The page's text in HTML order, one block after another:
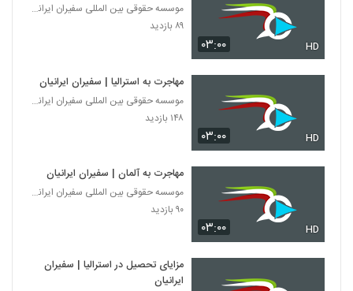
۰۳:۰۰ HD
موسسه حقوقی بین المللی سفیران ایرانیان
۸۹ بازدید
۰۳:۰۰ HD
مهاجرت به استرالیا | سفیران ایرانیان
موسسه حقوقی بین المللی سفیران ایرانیان
۱۴۸ بازدید
۰۳:۰۰ HD
مهاجرت به آلمان | سفیران ایرانیان
موسسه حقوقی بین المللی سفیران ایرانیان
۹۰ بازدید
مزایای تحصیل در استرالیا | سفیران
ایرانیان